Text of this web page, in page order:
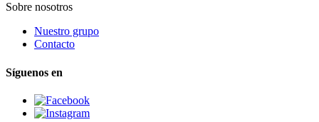
Sobre nosotros
Nuestro grupo
Contacto
Síguenos en